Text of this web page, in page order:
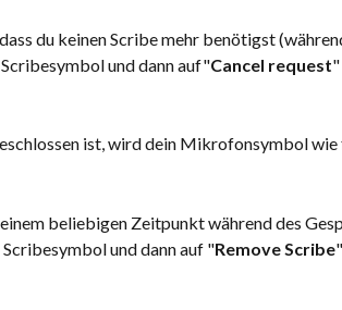
du keinen Scribe mehr benötigst
und dann auf"Cancel request"
ist, wird dein Mikrofonsymbol
beliebigen Zeitpunkt während des
und dann auf "Remove Scribe"